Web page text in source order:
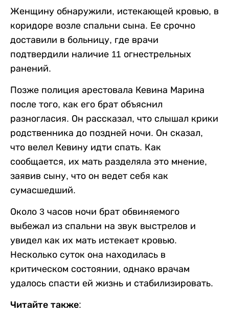
Женщину обнаружили, истекающей кровью, в
коридоре возле спальни сына. Ее срочно
доставили в больницу, где врачи
подтвердили наличие 11 огнестрельных
ранений.
Позже полиция арестовала Кевина Марина
после того, как его брат объяснил
разногласия. Он рассказал, что слышал крики
родственника до поздней ночи. Он сказал,
что велел Кевину идти спать. Как
сообщается, их мать разделяла это мнение,
заявив сыну, что он ведет себя как
сумасшедший.
Около 3 часов ночи брат обвиняемого
выбежал из спальни на звук выстрелов и
увидел как их мать истекает кровью.
Несколько суток она находилась в
критическом состоянии, однако врачам
удалось спасти ей жизнь и стабилизировать.
Читайте также: